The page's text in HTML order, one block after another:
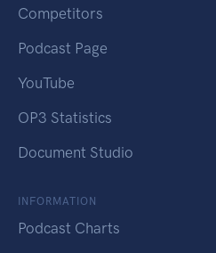
Competitors
Podcast Page
YouTube
OP3 Statistics
Document Studio
INFORMATION
Podcast Charts